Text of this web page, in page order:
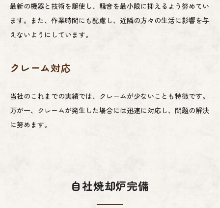
最新の機器と技術を駆使し、騒音を最小限に抑えるよう努めてい
ます。また、作業時間にも配慮し、近隣の方々の生活に影響を与
えないようにしています。
クレーム対応
当社のこれまでの実績では、クレームが少ないことも特徴です。
万が一、クレームが発生した場合には迅速に対応し、問題の解決
に努めます。
自社焼却炉完備